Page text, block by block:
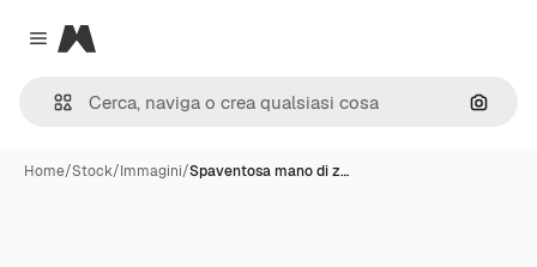
Close menu
Magnific
Cerca
Home/Stock/Immagini/Spaventosa mano di z…